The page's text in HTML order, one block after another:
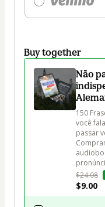
Buy together
Não
150
você
passar
$24.08
$9.00